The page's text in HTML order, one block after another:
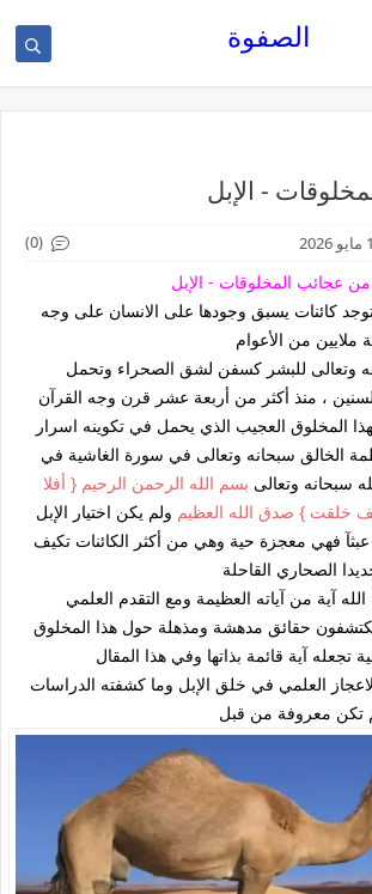
الصفوة
- الإبل
(0)
من عجائب المخلوقات - الإبل
كائنات يسبق وجودها على الانسان على وجه
ملايين من الأعوام
وتعالى للبشر كسفن لشق الصحراء وتحمل
، منذ أكثر من أربعة عشر قرن وجه القرآن
المخلوق العجيب الذي يحمل في تكوينه اسرار
الخالق سبحانه وتعالى في سورة الغاشية في
سبحانه وتعالى بسم الله الرحمن الرحيم { أفلا
خلقت } صدق الله العظيم ولم يكن اختيار الإبل
عبثآ فهي معجزة حية وهي من أكثر الكائنات تكيف
الصحاري القاحلة
آية من آياته العظيمة ومع التقدم العلمي
يكتشفون حقائق مدهشة ومذهلة حول هذا المخلوق
تجعله آية قائمة بذاتها وفي هذا المقال
العلمي في خلق الإبل وما كشفته الدراسات
تكن معروفة من قبل